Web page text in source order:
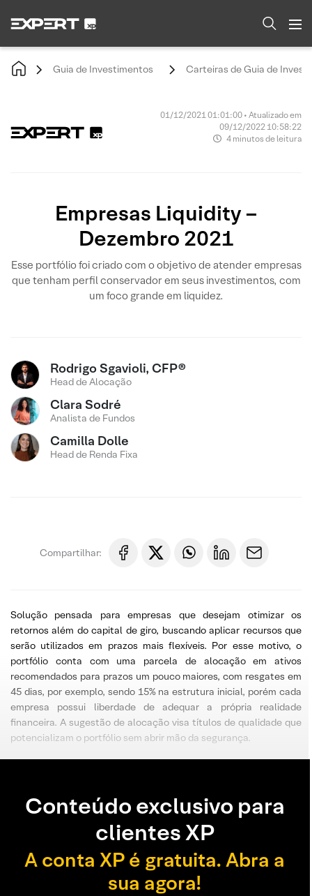
Guia de Investimentos Carteiras de Guia de
01/12/2021 01:01:00 • Atualizado em
09/12/2022 10:58:22
4 minutos de leitura
Empresas Liquidity –
Dezembro 2021
Esse portfólio foi criado com o objetivo de atender empresas
que tenham perfil conservador em seus investimentos, com
um foco grande em liquidez.
Rodrigo Sgavioli, CFP®
Head de Alocação
Clara Sodré
Analista de Fundos
Camilla Dolle
Head de Renda Fixa
Compartilhar:
Solução pensada para empresas que desejam otimizar os
retornos além do capital de giro, buscando aplicar recursos que
serão utilizados em prazos mais flexíveis. Por esse motivo, o
portfólio conta com uma parcela de alocação em ativos
recomendados para prazos um pouco maiores, com resgates em
45 dias, por exemplo, sendo 15% na estrutura inicial, porém cada
empresa possui liberdade de adequar a própria realidade
financeira. A sugestão de alocação visa títulos de qualidade que
potencializam o portfólio sem abrir mão da segurança.
Conteúdo exclusivo para
clientes XP
A conta XP é gratuita. Abra a
sua agora!